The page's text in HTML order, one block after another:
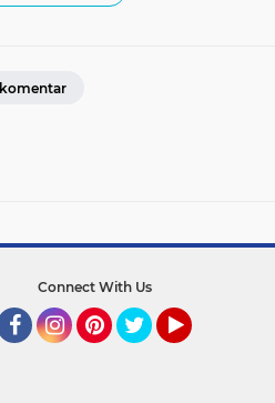
komentar
Connect With Us